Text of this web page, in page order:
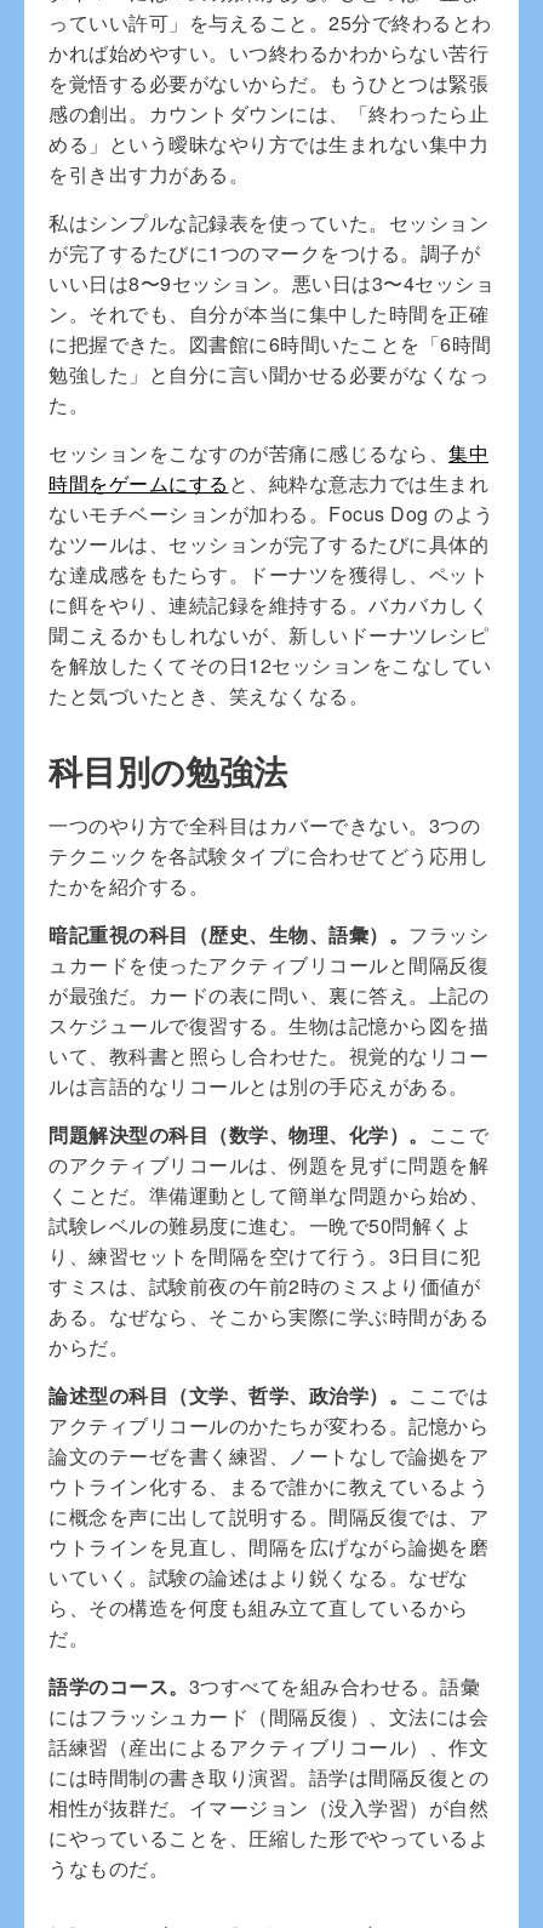
っていい許可」を与えること。25分で終わるとわ
かれば始めやすい。いつ終わるかわからない苦行
を覚悟する必要がないからだ。もうひとつは緊張
感の創出。カウントダウンには、「終わったら止
める」という曖昧なやり方では生まれない集中力
を引き出す力がある。
私はシンプルな記録表を使っていた。セッション
が完了するたびに1つのマークをつける。調子が
いい日は8〜9セッション。悪い日は3〜4セッショ
ン。それでも、自分が本当に集中した時間を正確
に把握できた。図書館に6時間いたことを「6時間
勉強した」と自分に言い聞かせる必要がなくなっ
た。
セッションをこなすのが苦痛に感じるなら、 集中
時間をゲームにする と、純粋な意志力では生まれ
ないモチベーションが加わる。Focus Dog のよう
なツールは、セッションが完了するたびに具体的
な達成感をもたらす。ドーナツを獲得し、ペット
に餌をやり、連続記録を維持する。バカバカしく
聞こえるかもしれないが、新しいドーナツレシピ
を解放したくてその日12セッションをこなしてい
たと気づいたとき、笑えなくなる。
科目別の勉強法
一つのやり方で全科目はカバーできない。3つの
テクニックを各試験タイプに合わせてどう応用し
たかを紹介する。
暗記重視の科目（歴史、生物、語彙）。 フラッシ
ュカードを使ったアクティブリコールと間隔反復
が最強だ。カードの表に問い、裏に答え。上記の
スケジュールで復習する。生物は記憶から図を描
いて、教科書と照らし合わせた。視覚的なリコー
ルは言語的なリコールとは別の手応えがある。
問題解決型の科目（数学、物理、化学）。 ここで
のアクティブリコールは、例題を見ずに問題を解
くことだ。準備運動として簡単な問題から始め、
試験レベルの難易度に進む。一晩で50問解くよ
り、練習セットを間隔を空けて行う。3日目に犯
すミスは、試験前夜の午前2時のミスより価値が
ある。なぜなら、そこから実際に学ぶ時間がある
からだ。
論述型の科目（文学、哲学、政治学）。 ここでは
アクティブリコールのかたちが変わる。記憶から
論文のテーゼを書く練習、ノートなしで論拠をア
ウトライン化する、まるで誰かに教えているよう
に概念を声に出して説明する。間隔反復では、ア
ウトラインを見直し、間隔を広げながら論拠を磨
いていく。試験の論述はより鋭くなる。なぜな
ら、その構造を何度も組み立て直しているから
だ。
語学のコース。 3つすべてを組み合わせる。語彙
にはフラッシュカード（間隔反復）、文法には会
話練習（産出によるアクティブリコール）、作文
には時間制の書き取り演習。語学は間隔反復との
相性が抜群だ。イマージョン（没入学習）が自然
にやっていることを、圧縮した形でやっているよ
うなものだ。